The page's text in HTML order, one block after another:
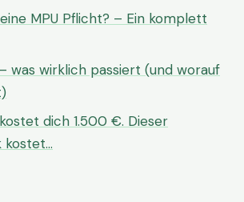
MPU Pflicht? – Ein komplett
was wirklich passiert (und worauf
dich 1.500 €. Dieser
kostet…